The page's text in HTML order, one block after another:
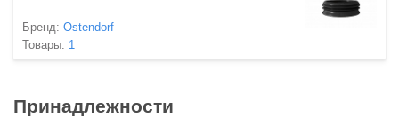
Бренд: Ostendorf
Товары: 1
Принадлежности